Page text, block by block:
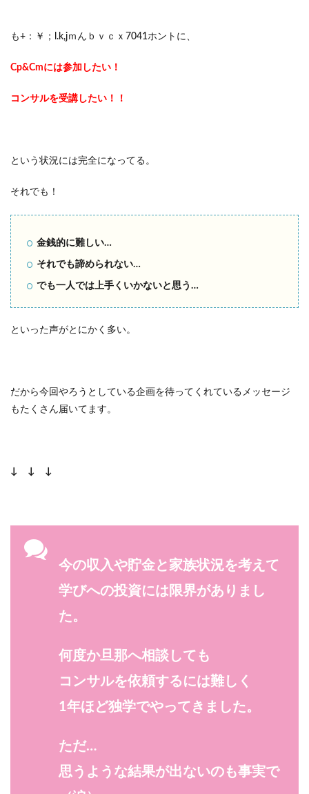
も+：￥；l.k,jｍんｂｖｃｘ7041ホントに、
Cp&Cmには参加したい！
コンサルを受講したい！！
という状況には完全になってる。
それでも！
金銭的に難しい…
それでも諦められない…
でも一人では上手くいかないと思う…
といった声がとにかく多い。
だから今回やろうとしている企画を待ってくれているメッセージ
もたくさん届いてます。
↓ ↓ ↓
今の収入や貯金と家族状況を考えて
学びへの投資には限界がありまし
た。
何度か旦那へ相談しても
コンサルを依頼するには難しく
1年ほど独学でやってきました。
ただ…
思うような結果が出ないのも事実で